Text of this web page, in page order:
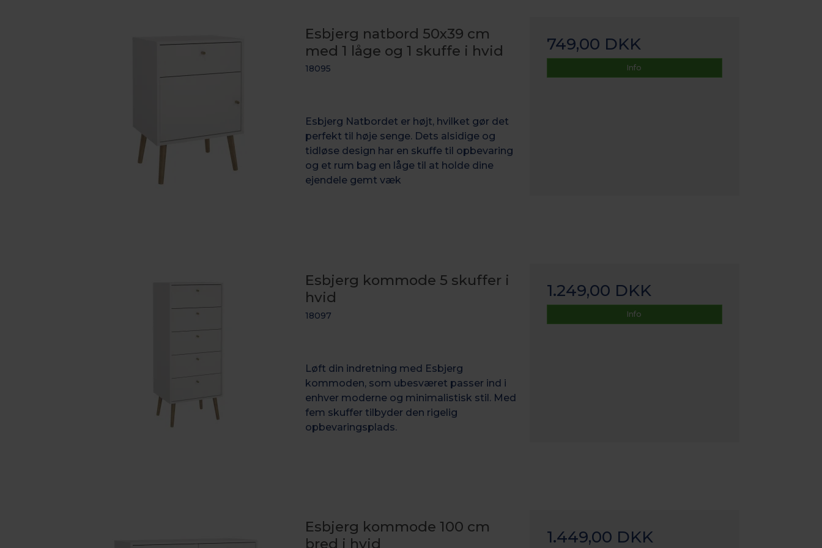
Esbjerg natbord 50x39 cm
med 1 låge og 1 skuffe i hvid
18095
Esbjerg Natbordet er højt, hvilket gør det
perfekt til høje senge. Dets alsidige og
tidløse design har en skuffe til opbevaring
og et rum bag en låge til at holde dine
ejendele gemt væk
749,00 DKK
Info
Esbjerg kommode 5 skuffer i
hvid
18097
Løft din indretning med Esbjerg
kommoden, som ubesværet passer ind i
enhver moderne og minimalistisk stil. Med
fem skuffer tilbyder den rigelig
opbevaringsplads.
1.249,00 DKK
Info
Esbjerg kommode 100 cm
bred i hvid
1.449,00 DKK